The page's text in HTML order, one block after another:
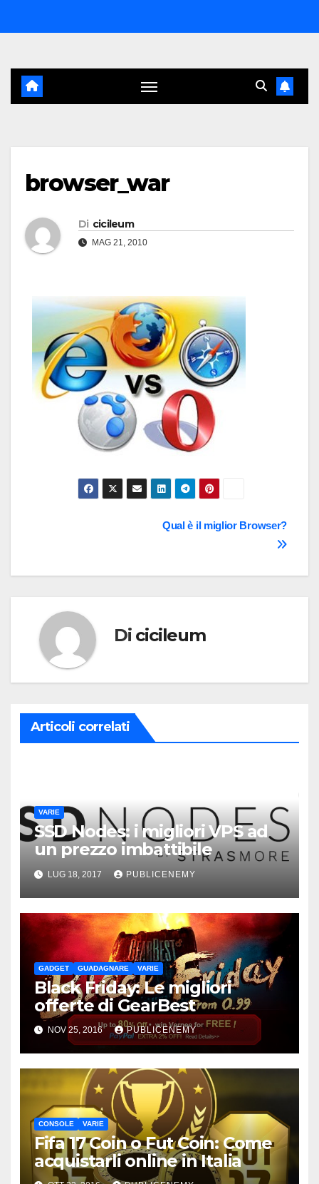
al
browser_war
Di cicileum
MAG 21, 2010
NavigazioneQual è il miglior Browser?
Di cicileum
Articoli correlati
VARIE
SSD Nodes: i migliori VPS ad
un prezzo imbattibile
LUG 18, 2017 PUBLICENEMY
GADGET GUADAGNARE VARIE
Black Friday: Le migliori
offerte di GearBest
NOV 25, 2016 PUBLICENEMY
CONSOLE VARIE
Fifa 17 Coin o Fut Coin: Come
acquistarli online in Italia